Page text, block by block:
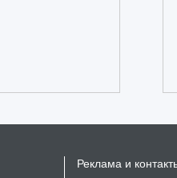
Реклама и